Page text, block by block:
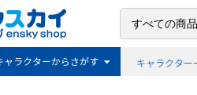
ャラクターからさがす キャラクター